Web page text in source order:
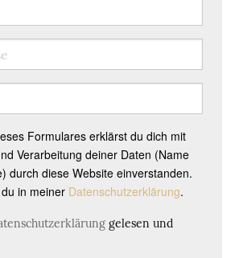
Formulares erklärst du dich mit
Verarbeitung deiner Daten (Name
durch diese Website einverstanden.
in meiner Datenschutzerklärung.
gelesen und